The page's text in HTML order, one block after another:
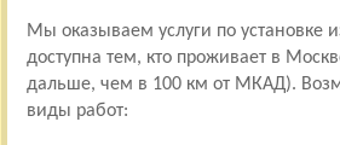
Мы оказываем услуги по установке
доступна тем, кто проживает в
дальше, чем в 100 км от МКАД).
виды работ: